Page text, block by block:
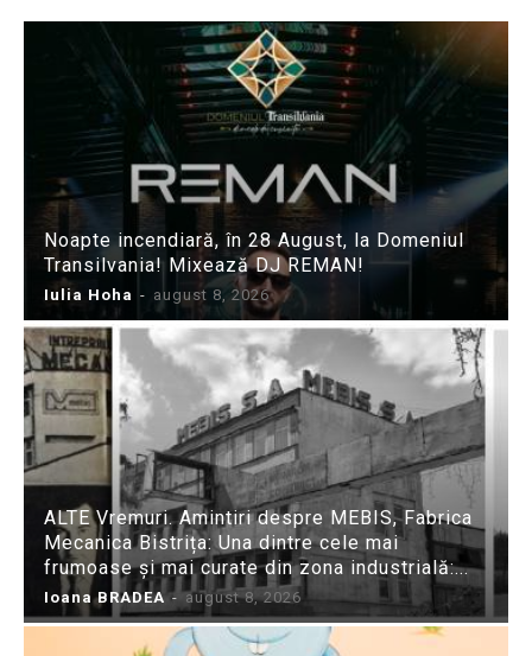
Noapte incendiară, în 28 August, la Domeniul
Transilvania! Mixează DJ REMAN!
Iulia Hoha - august 8, 2026
ALTE Vremuri. Amintiri despre MEBIS, Fabrica
Mecanica Bistrița: Una dintre cele mai
frumoase și mai curate din zona industrială:...
Ioana BRADEA - august 8, 2026